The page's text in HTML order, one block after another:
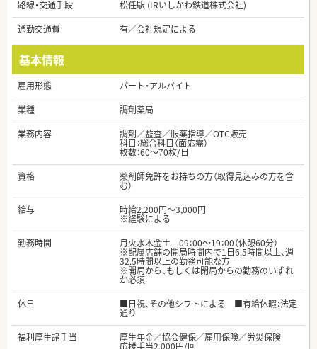
路線・交通手段
松任駅 (IRいしかわ鉄道株式会社)
通勤交通費
有／会社規定による
基本情報
雇用形態
パート・アルバイト
業種
調剤薬局
業務内容
調剤／監査／服薬指導／OTC販売
科目：総合科目（面応需）
枚数：60～70枚/日
資格
薬剤師免許をお持ちの方（取得見込みの方を含
む）
給与
時給2,200円～3,000円
※経験による
勤務時間
月火水木金土 09：00～19：00（休憩60分）
※配属店舗の開局時間内で1日6.5時間以上、週
32.5時間以上の勤務可能な方
※開局から、もしくは閉局からの勤務のいずれ
か必須
休日
■日祝、その他シフトによる ■有給休暇：法定
通り
福利厚生諸手当
厚生年金／協会健保／雇用保険／労災保険
応援手当2,000円/回